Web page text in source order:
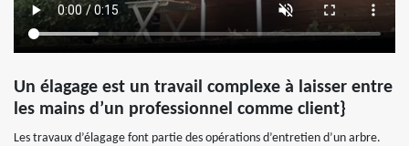
Un élagage est un travail complexe à laisser entre
les mains d’un professionnel comme client}
Les travaux d’élagage font partie des opérations d’entretien d’un arbre.